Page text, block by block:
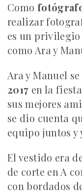
Como
realizar
es un privilegio
como Ara y
Ara y Manuel
2017 en la
sus mejores
se dio cuenta
equipo juntos y
El vestido era
de corte en A
con bordados